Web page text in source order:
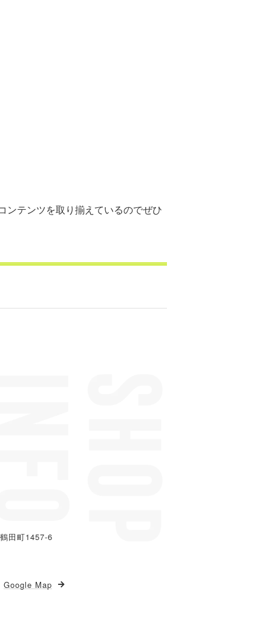
ンテンツを取り揃えているのでぜひ
田町1457-6
Google Map